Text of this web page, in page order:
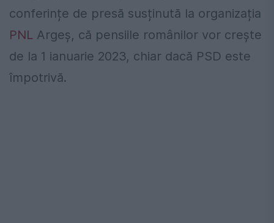
conferințe de presă susținută la organizația
PNL Argeș, că pensiile românilor vor crește
de la 1 ianuarie 2023, chiar dacă PSD este
împotrivă.